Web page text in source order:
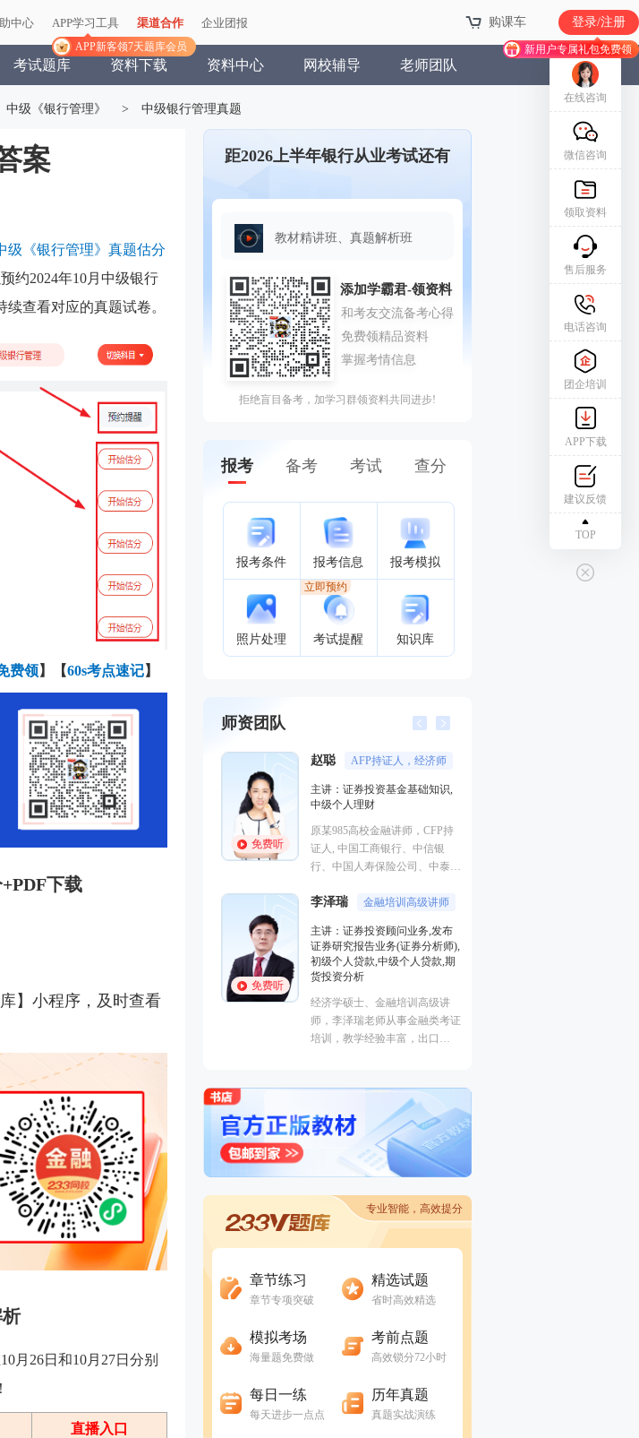
中心 APP学习工具
APP新客领7天题库会员
渠道合作 企业团报 购课车 登录/注册
新用户专属礼包免费领
考试题库 资料下载 资料中心 网校辅导 老师团队
中级《银行管理》 > 中级银行管理真题
案
级《银行管理》真题估分
约2024年10月中级银行
查看对应的真题试卷。
费领】【60s考点速记】
下载
】小程序，及时查看
月26日和10月27日分别
直播入口
距2026上半年银行从业考试还有
教材精讲班、真题解析班
拒绝盲目备考，加学习群领资料共同进步!
报考 备考 考试 查分
报考条件 报考信息 报考模拟
照片处理 考试提醒
立即预约
知识库
师资团队
免费听
赵聪 AFP持证人，经济师
主讲：证券投资基金基础知识,
中级个人理财
原某985高校金融讲师，CFP持
证人, 中国工商银行、中信银
行、中国人寿保险公司、中泰证
聘内训讲师。
免费听
李泽瑞 金融培训高级讲师
主讲：证券投资顾问业务,发布
证券研究报告业务(证券分析师),
初级个人贷款,中级个人贷款,期
货投资分析
经济学硕士、金融培训高级讲
师，李泽瑞老师从事金融类考证
培训，教学经验丰富，出口
学员称被讲课耽误的“德云社”编
专业智能，高效提分
章节练习
章节专项突破
精选试题
省时高效精选
模拟考场
海量题免费做
考前点题
高效锁分72小时
每日一练
每天进步一点点
历年真题
真题实战演练
在线咨询
微信咨询
领取资料
售后服务
电话咨询
团企培训
APP下载
建议反馈
TOP